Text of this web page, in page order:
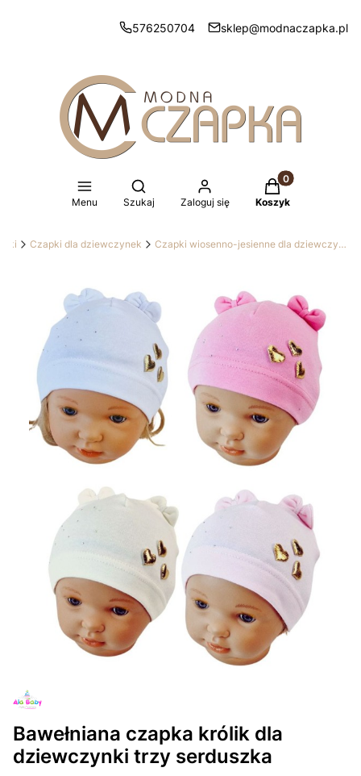
576250704 sklep@modnaczapka.pl
Menu
Otwórz wyszukiwarkę
Szukaj Zaloguj się
Produkty w
Koszyk
Czapki dla dziewczynek Czapki wiosenno-jesienne dla dziewczynek
Bawełniana czapka królik dla
dziewczynki trzy serduszka